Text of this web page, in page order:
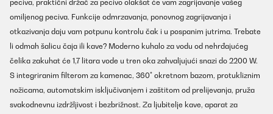
peciva, praktični držač za pecivo olakšat će vam zagrijavanje vašeg
omiljenog peciva. Funkcije odmrzavanja, ponovnog zagrijavanja i
otkazivanja daju vam potpunu kontrolu čak i u pospanim jutrima. Trebate
li odmah šalicu čaja ili kave? Moderno kuhalo za vodu od nehrđajućeg
čelika zakuhat će 1,7 litara vode u tren oka zahvaljujući snazi do 2200 W.
S integriranim filterom za kamenac, 360° okretnom bazom, protukliznim
nožicama, automatskim isključivanjem i zaštitom od prelijevanja, pruža
svakodnevnu izdržljivost i bezbrižnost. Za ljubitelje kave, aparat za